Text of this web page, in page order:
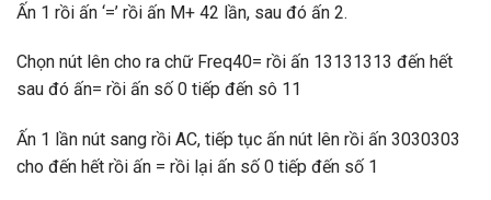
Ấn 1 rồi ấn ‘=’ rồi ấn M+ 42 lần, sau đó ấn 2.
Chọn nút lên cho ra chữ Freq40= rồi ấn 13131313 đến hết
sau đó ấn= rồi ấn số 0 tiếp đến sô 11
Ấn 1 lần nút sang rồi AC, tiếp tục ấn nút lên rồi ấn 3030303
cho đến hết rồi ấn = rồi lại ấn số 0 tiếp đến số 1